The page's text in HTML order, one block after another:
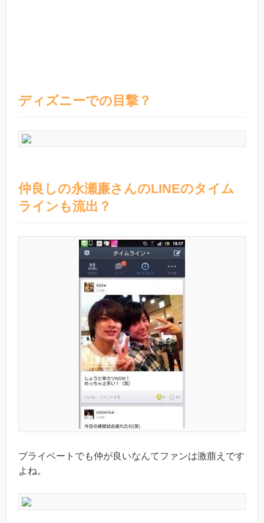
ディズニーでの目撃？
仲良しの永瀬廉さんのLINEのタイム
ラインも流出？
プライベートでも仲が良いなんてファンは激萠えです
よね。